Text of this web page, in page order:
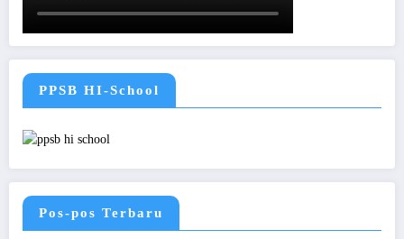
PPSB HI-School
Pos-pos Terbaru